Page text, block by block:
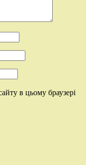
в цьому браузері